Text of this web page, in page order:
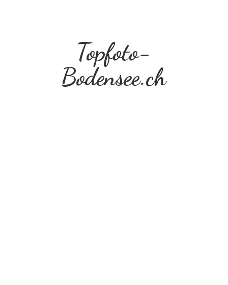
Topfoto-
Bodensee.ch